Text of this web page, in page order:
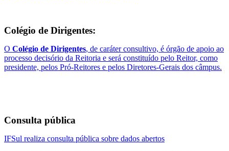
Colégio de Dirigentes:
O Colégio de Dirigentes, de caráter consultivo, é órgão de apoio ao
processo decisório da Reitoria e será constituído pelo Reitor, como
presidente, pelos Pró-Reitores e pelos Diretores-Gerais dos câmpus.
Consulta pública
IFSul realiza consulta pública sobre dados abertos